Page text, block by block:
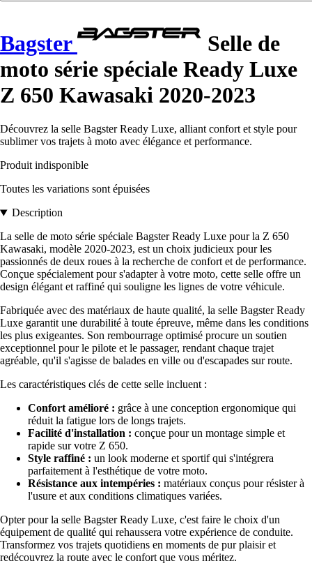
Bagster
Selle de
moto série spéciale Ready Luxe
Z 650 Kawasaki 2020-2023
Découvrez la selle Bagster Ready Luxe, alliant confort et style pour
sublimer vos trajets à moto avec élégance et performance.
Produit indisponible
Toutes les variations sont épuisées
Description
La selle de moto série spéciale Bagster Ready Luxe pour la Z 650
Kawasaki, modèle 2020-2023, est un choix judicieux pour les
passionnés de deux roues à la recherche de confort et de performance.
Conçue spécialement pour s'adapter à votre moto, cette selle offre un
design élégant et raffiné qui souligne les lignes de votre véhicule.
Fabriquée avec des matériaux de haute qualité, la selle Bagster Ready
Luxe garantit une durabilité à toute épreuve, même dans les conditions
les plus exigeantes. Son rembourrage optimisé procure un soutien
exceptionnel pour le pilote et le passager, rendant chaque trajet
agréable, qu'il s'agisse de balades en ville ou d'escapades sur route.
Les caractéristiques clés de cette selle incluent :
Confort amélioré : grâce à une conception ergonomique qui
réduit la fatigue lors de longs trajets.
Facilité d'installation : conçue pour un montage simple et
rapide sur votre Z 650.
Style raffiné : un look moderne et sportif qui s'intégrera
parfaitement à l'esthétique de votre moto.
Résistance aux intempéries : matériaux conçus pour résister à
l'usure et aux conditions climatiques variées.
Opter pour la selle Bagster Ready Luxe, c'est faire le choix d'un
équipement de qualité qui rehaussera votre expérience de conduite.
Transformez vos trajets quotidiens en moments de pur plaisir et
redécouvrez la route avec le confort que vous méritez.